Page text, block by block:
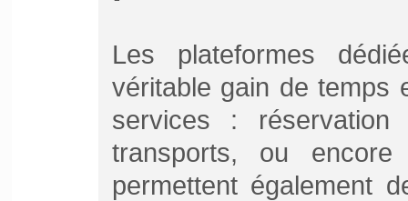
Les plateformes
véritable gain de temps
services : réservation
transports, ou encore
permettent également